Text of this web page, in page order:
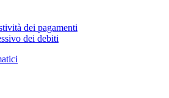
dei pagamenti
dei debiti